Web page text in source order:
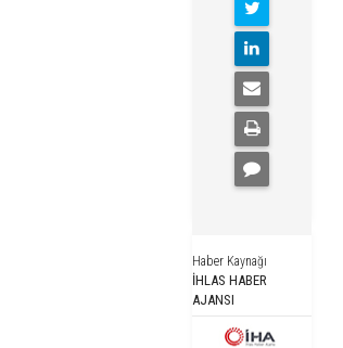
Haber Kaynağı
İHLAS HABER
AJANSI